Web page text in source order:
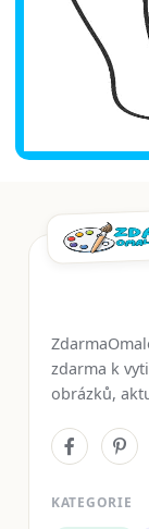
zdarma k
obrázků,
KATEGORIE